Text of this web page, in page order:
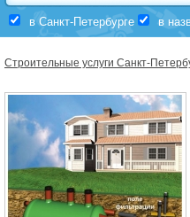
в Санкт-Петербурге в
Строительные услуги Санкт-